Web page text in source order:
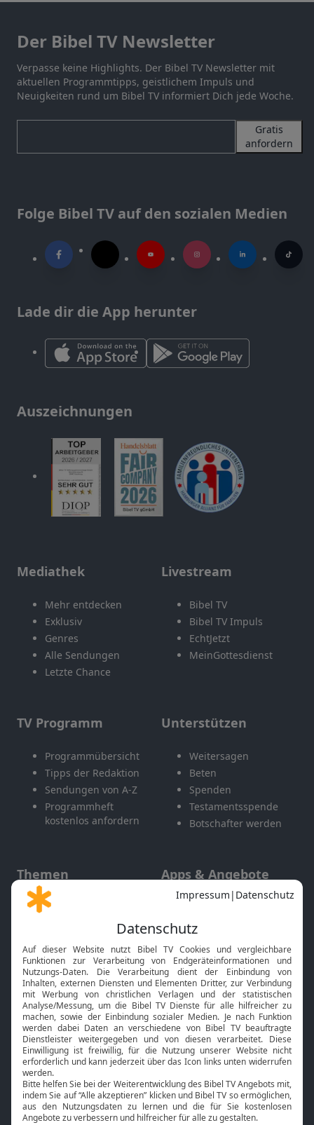
Der Bibel TV Newsletter
Verpasse keine Highlights. Der Bibel TV Newsletter mit
aktuellen Programmtipps, geistlichem Impuls und
Neuigkeiten rund um Bibel TV informiert Dich jede Woche.
Gratis
anfordern
Folge Bibel TV auf den sozialen Medien
Lade dir die App herunter
Auszeichnungen
Mediathek
Mehr entdecken
Exklusiv
Genres
Alle Sendungen
Letzte Chance
Livestream
Bibel TV
Bibel TV Impuls
EchtJetzt
MeinGottesdienst
TV Programm
Programmübersicht
Tipps der Redaktion
Sendungen von A-Z
Programmheft
kostenlos anfordern
Unterstützen
Weitersagen
Beten
Spenden
Testamentsspende
Botschafter werden
Themen
Gott und Bibel erklärt
Neuigkeiten
Apps & Angebote
Mobile App
Smart TV
HbbTV
Bibelthek Online-Bibel
Nächster Gottesdienst
Bibel TV
Über uns
Jobs
Service
Kontakt
TV-Empfang